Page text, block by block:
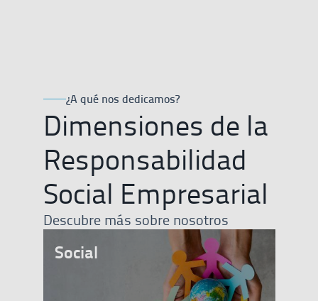
¿A qué nos dedicamos?
Dimensiones de la
Responsabilidad
Social Empresarial
Descubre más sobre nosotros
Social